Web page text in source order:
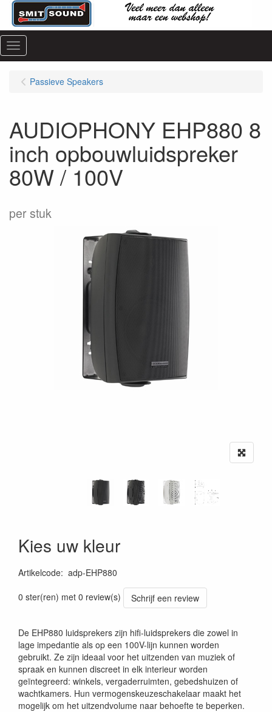
Menu
Passieve Speakers
AUDIOPHONY EHP880 8
inch opbouwluidspreker
80W / 100V
per stuk
Kies uw kleur
Artikelcode: adp-EHP880
0 ster(ren) met 0 review(s)
Schrijf een review
De EHP880 luidsprekers zijn hifi-luidsprekers die zowel in
lage impedantie als op een 100V-lijn kunnen worden
gebruikt. Ze zijn ideaal voor het uitzenden van muziek of
spraak en kunnen discreet in elk interieur worden
geïntegreerd: winkels, vergaderruimten, gebedshuizen of
wachtkamers. Hun vermogenskeuzeschakelaar maakt het
mogelijk om het uitzendvolume naar behoefte te beperken.